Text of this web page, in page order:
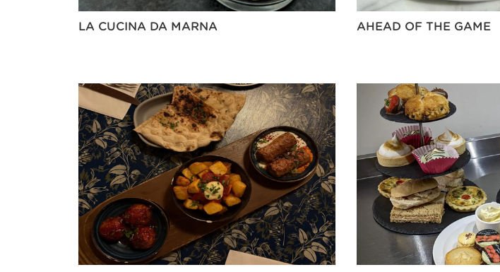
LA CUCINA DA MARNA AHEAD OF THE GAME